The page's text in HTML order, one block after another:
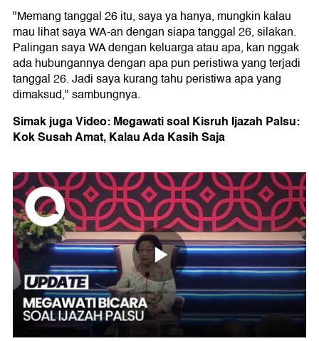
"Memang tanggal 26 itu, saya ya hanya, mungkin kalau
mau lihat saya WA-an dengan siapa tanggal 26, silakan.
Palingan saya WA dengan keluarga atau apa, kan nggak
ada hubungannya dengan apa pun peristiwa yang terjadi
tanggal 26. Jadi saya kurang tahu peristiwa apa yang
dimaksud," sambungnya.
Simak juga Video: Megawati soal Kisruh Ijazah Palsu:
Kok Susah Amat, Kalau Ada Kasih Saja